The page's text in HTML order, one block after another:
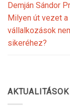
Demján Sándor
Milyen út vezet a
vállalkozások
sikeréhez?
AKTUALITÁSOK